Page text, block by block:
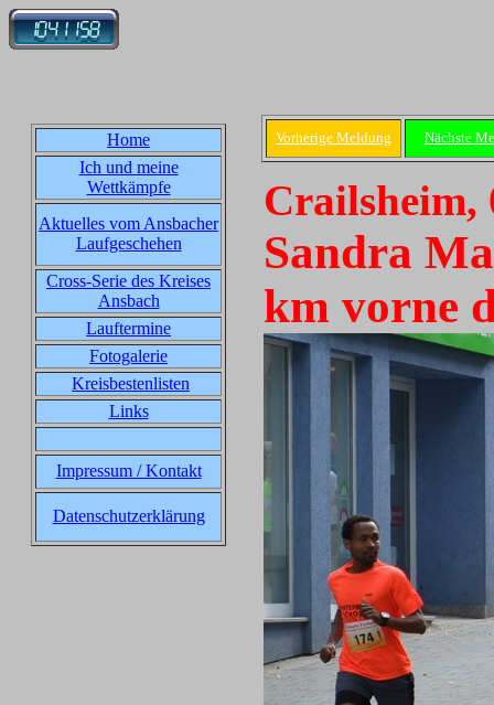
Home
Ich und meine
Wettkämpfe
Aktuelles vom Ansbacher
Laufgeschehen
Cross-Serie des Kreises
Ansbach
Lauftermine
Fotogalerie
Kreisbestenlisten
Links
Impressum / Kontakt
Datenschutzerklärung
Vorherige Meldung Nächste
Crailsheim,
Sandra
km vorne